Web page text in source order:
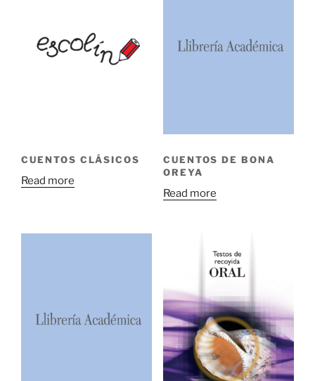
CUENTOS CLÁSICOS
Read more
CUENTOS DE BONA
OREYA
Read more